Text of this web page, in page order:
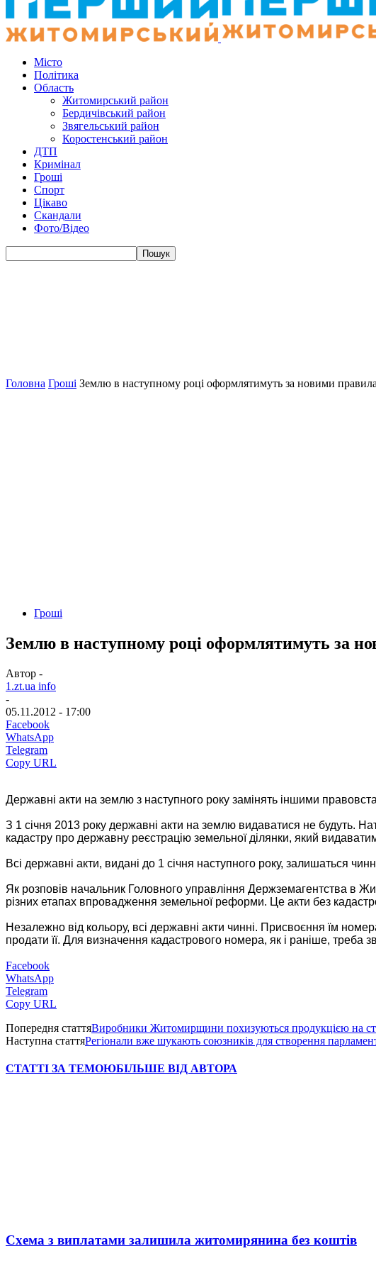
Місто
Політика
Область
Житомирський район
Бердичівський район
Звягельський район
Коростенський район
ДТП
Кримінал
Гроші
Спорт
Цікаво
Скандали
Фото/Відео
Головна Гроші Землю в наступному році оформлятимуть за новими
Гроші
Землю в наступному році оформлятимуть за
Автор -
1.zt.ua info
-
05.11.2012 - 17:00
Facebook
WhatsApp
Telegram
Copy URL
Державні акти на землю з наступного року замінять іншими
З 1 січня 2013 року державні акти на землю видаватися не будуть.
кадастру про державну реєстрацію земельної ділянки, який
Всі державні акти, видані до 1 січня наступного року, залишаться
Як розповів начальник Головного управління Держземагентства в
різних етапах впровадження земельної реформи. Це акти без
Незалежно від кольору, всі державні акти чинні. Присвоєння їм
продати її. Для визначення кадастрового номера, як і раніше, треба
Facebook
WhatsApp
Telegram
Copy URL
Попередня статтяВиробники Житомирщини похизуються продукцією на
Наступна статтяРегіонали вже шукають союзників для створення
СТАТТІ ЗА ТЕМОЮБІЛЬШЕ ВІД АВТОРА
Схема з виплатами залишила житомирянина без коштів